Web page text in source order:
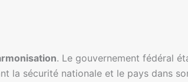
. Le gouvernement fédéral
la sécurité nationale et le pays dans